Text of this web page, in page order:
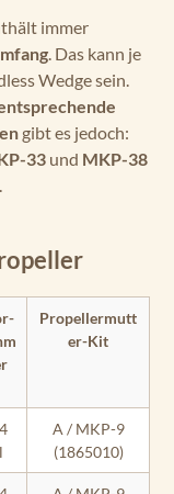
immer
. Das kann je
Wedge sein.
gibt es jedoch:
33 und MKP-38
Propellermutt
er-Kit
A / MKP-9
(1865010)